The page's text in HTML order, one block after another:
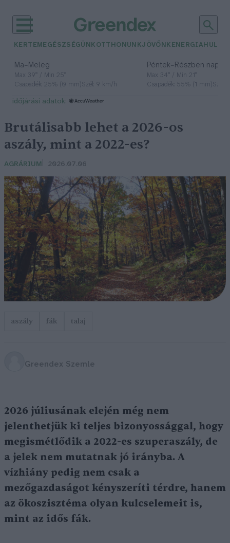
KERTEM EGÉSZSÉGÜNK OTTHONUNKJÖVŐNK ENERGIA
Ma– Meleg
Max 39° / Min 25°
Csapadék: 25% (0 mm)Szél: 9 km/h
Péntek– Részben
Max 34° / Min 21°
Csapadék: 55% (1 mm)Szél:
időjárási adatok:
Brutálisabb lehet a 2026-os
aszály, mint a 2022-es?
AGRÁRIUM 2026.07.06
aszály fák talaj
Greendex Szemle
2026 júliusának elején még nem
jelenthetjük ki teljes bizonyossággal, hogy
megismétlődik a 2022-es szuperaszály, de
a jelek nem mutatnak jó irányba. A
vízhiány pedig nem csak a
mezőgazdaságot kényszeríti térdre, hanem
az ökoszisztéma olyan kulcselemeit is,
mint az idős fák.